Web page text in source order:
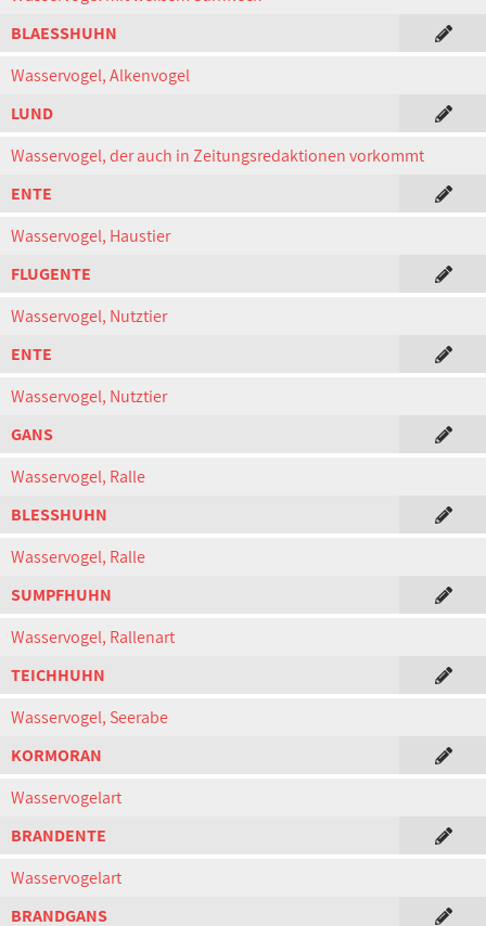
BLAESSHUHN
Wasservogel, Alkenvogel
LUND
Wasservogel, der auch in Zeitungsredaktionen vorkommt
ENTE
Wasservogel, Haustier
FLUGENTE
Wasservogel, Nutztier
ENTE
Wasservogel, Nutztier
GANS
Wasservogel, Ralle
BLESSHUHN
Wasservogel, Ralle
SUMPFHUHN
Wasservogel, Rallenart
TEICHHUHN
Wasservogel, Seerabe
KORMORAN
Wasservogelart
BRANDENTE
Wasservogelart
BRANDGANS